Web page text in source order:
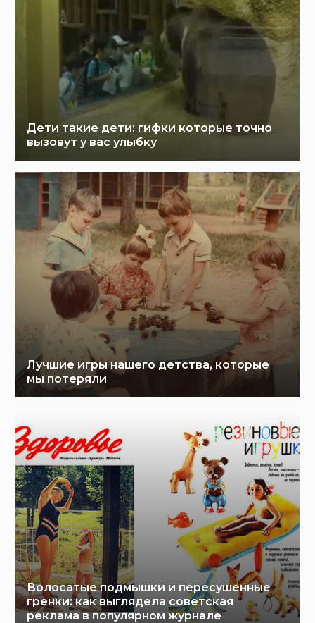
Дети такие дети: гифки которые точно
вызовут у вас улыбку
Лучшие игры нашего детства, которые
мы потеряли
Волосатые подмышки и пересушенные
гренки: как выглядела советская
реклама в популярном журнале